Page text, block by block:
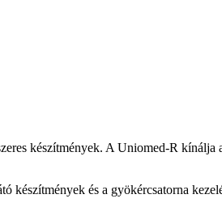
készítmények. A Uniomed-R
és a gyökércsatorna